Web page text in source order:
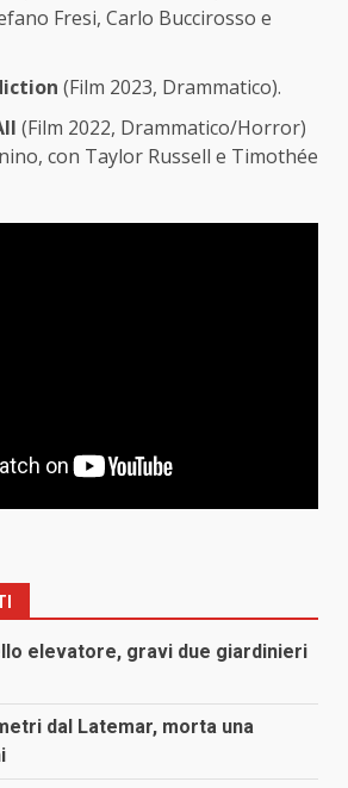
Fresi, Carlo Buccirosso e
(Film 2023, Drammatico).
(Film 2022, Drammatico/Horror)
con Taylor Russell e Timothée
elevatore, gravi due giardinieri
dal Latemar, morta una